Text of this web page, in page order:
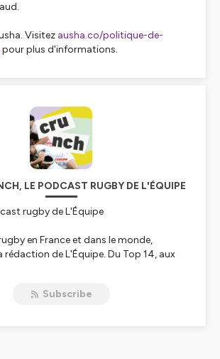
Visitez ausha.co/politique-de-
pour plus d'informations.
LE PODCAST RUGBY DE L'ÉQUIPE
rugby de L'Équipe
en France et dans le monde,
rédaction de L'Équipe. Du Top 14, aux
des debriefs de matches, des
Subscribe